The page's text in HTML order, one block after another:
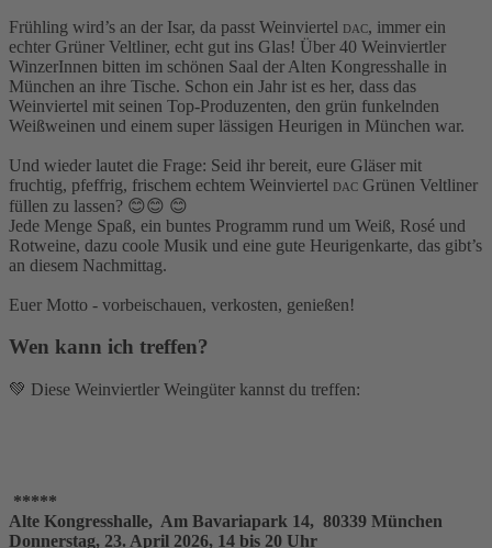
Frühling wird’s an der Isar, da passt Weinviertel DAC, immer ein
echter Grüner Veltliner, echt gut ins Glas! Über 40 Weinviertler
WinzerInnen bitten im schönen Saal der Alten Kongresshalle in
München an ihre Tische. Schon ein Jahr ist es her, dass das
Weinviertel mit seinen Top-Produzenten, den grün funkelnden
Weißweinen und einem super lässigen Heurigen in München war.
Und wieder lautet die Frage: Seid ihr bereit, eure Gläser mit
fruchtig, pfeffrig, frischem echtem Weinviertel
DAC Grünen Veltliner
füllen zu lassen? 😊😊 😊
Jede Menge Spaß, ein buntes Programm rund um Weiß, Rosé und
Rotweine, dazu coole Musik und eine gute Heurigenkarte, das gibt’s
an diesem Nachmittag.
Euer Motto - vorbeischauen, verkosten, genießen!
Wen kann ich treffen?
💚 Diese Weinviertler Weingüter kannst du treffen:
*****
Alte Kongresshalle, Am Bavariapark 14, 80339 München
Donnerstag, 23. April 2026, 14 bis 20 Uhr